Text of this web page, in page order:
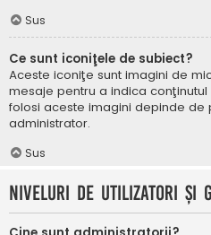
Sus
Ce sunt iconiţele de subiect?
Aceste iconiţe sunt imagini de
mesaje pentru a indica
folosi aceste imagini depinde de
administrator.
Sus
Niveluri de utilizatori şi